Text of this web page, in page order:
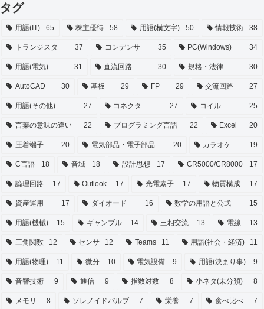
タグ
用語(IT) 65 株主優待 58 用語(横文字) 50 情報技術 38
トランジスタ 37 コンデンサ 35 PC(Windows) 34
用語(電気) 31 直流回路 30 規格・法律 30
AutoCAD 30 基板 29 FP 29 交流回路 27
用語(その他) 27 コネクタ 27 コイル 25
言葉の意味の違い 22 プログラミング言語 22 Excel 20
圧着端子 20 電気部品・電子部品 20 カラオケ 19
C言語 18 音域 18 設計思想 17 CR5000/CR8000 17
論理回路 17 Outlook 17 光電素子 17 物質構成 17
資産運用 17 ダイオード 16 数学の用語と公式 15
用語(機械) 15 ギャンブル 14 三相交流 13 電線 13
三角関数 12 センサ 12 Teams 11 用語(社会・経済) 11
用語(物理) 11 微分 10 電気設備 9 用語(決まり事) 9
音響技術 9 通信 9 指数対数 8 小ネタ(未分類) 8
メモリ 8 ソレノイドバルブ 7 栄養 7 食べ比べ 7